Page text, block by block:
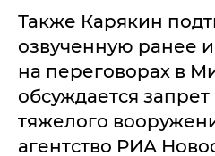
Также Карякин
озвученную ранее
на переговорах в
обсуждается
тяжелого
агентство РИА